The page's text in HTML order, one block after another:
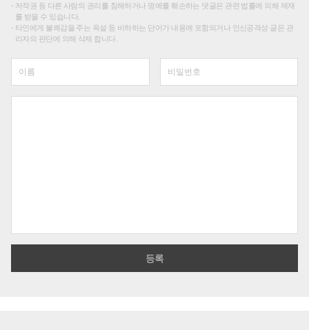
저작권 등 다른 사람의 권리를 침해하거나 명예를 훼손하는 댓글은 관련 법률에 의해 제재
를 받을 수 있습니다.
타인에게 불쾌감을 주는 욕설 등 비하하는 단어가 내용에 포함되거나 인신공격성 글은 관
리자의 판단에 의해 삭제 합니다.